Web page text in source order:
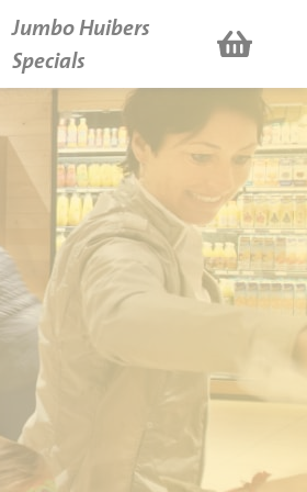
Jumbo Huibers
Specials